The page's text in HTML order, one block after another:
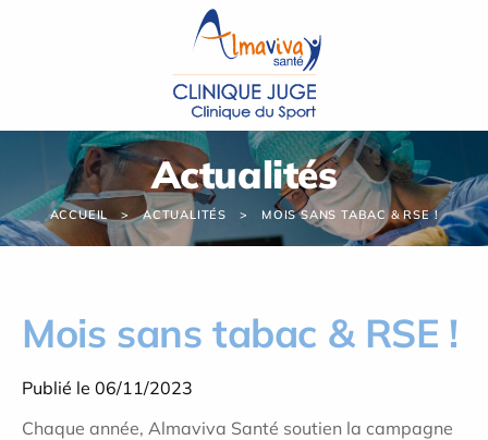
Actualités
ACCUEIL ACTUALITÉS MOIS SANS TABAC & RSE !
Mois sans tabac & RSE !
Publié le 06/11/2023
Chaque année, Almaviva Santé soutien la campagne
Panneau de gestion des cookies